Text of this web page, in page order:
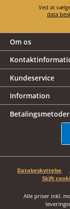
data
Om os
Kundeservice
Information
Betalingsmetoder
Databeskyttelse
Skift
Alle priser inkl.